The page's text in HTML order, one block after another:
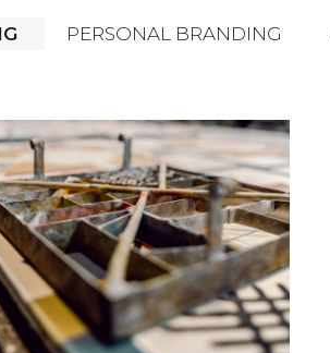
PERSONAL BRANDING